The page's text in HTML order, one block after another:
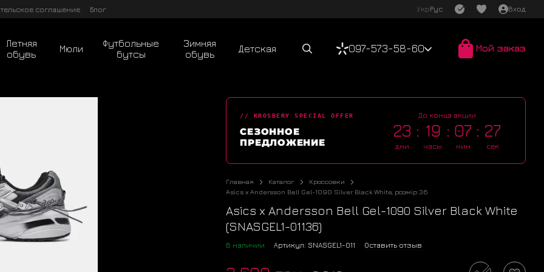
соглашение Блог УкрРус Вход
Летняя
обувь
Мюли
Футбольные
бутсы
Зимняя
обувь
Детская 097-573-58-60 Мой заказ
// KROSBERY SPECIAL OFFER
СЕЗОННОЕ
ПРЕДЛОЖЕНИЕ
До конца акции
23
дни
19
часы
07
мин
27
сек
Главная Каталог
Кроссовки
Asics x Andersson Bell Gel-1090 Silver Black White, розмір 36
Asics x Andersson Bell Gel-1090 Silver Black White
(SNASGEL1-01136)
В наличии Артикул: SNASGEL1-011 Оставить отзыв